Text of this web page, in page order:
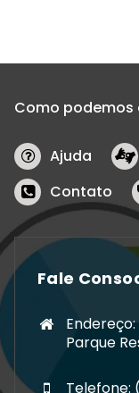
Como podemos
Ajuda
Contato
Fale
Parque
Telefone: